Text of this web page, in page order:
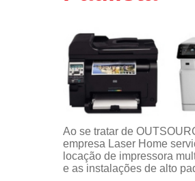
Ao se tratar de
empresa Laser Home
locação de impressora
e as instalações de alto